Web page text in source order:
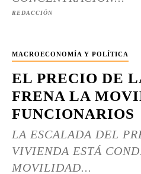
REDACCIÓN
MACROECONOMÍA Y POLÍTICA
EL PRECIO DE
FRENA LA
FUNCIONARIOS
LA ESCALADA DEL
VIVIENDA ESTÁ
MOVILIDAD...